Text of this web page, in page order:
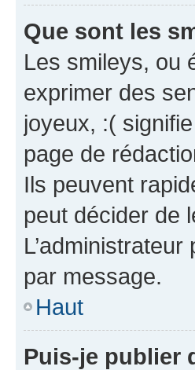
Que sont les
Les smileys, ou
exprimer des
joyeux, :(
page de
Ils peuvent
peut décider de
par message.
Haut
Puis-je publier